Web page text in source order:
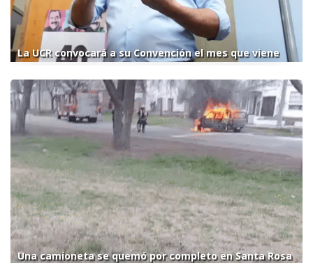
La UCR convocará a su Convención el mes que viene
Una camioneta se quemó por completo en Santa Rosa